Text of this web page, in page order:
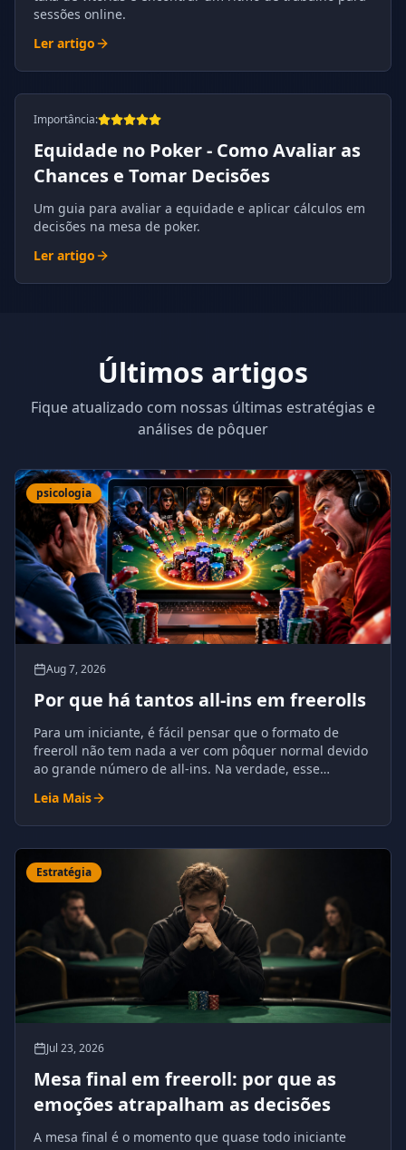
sessões online.
Ler artigo
Importância:
Equidade no Poker - Como Avaliar as
Chances e Tomar Decisões
Um guia para avaliar a equidade e aplicar cálculos em
decisões na mesa de poker.
Ler artigo
Últimos artigos
Fique atualizado com nossas últimas estratégias e
análises de pôquer
psicologia
Aug 7, 2026
Por que há tantos all-ins em freerolls
Para um iniciante, é fácil pensar que o formato de
freeroll não tem nada a ver com pôquer normal devido
ao grande número de all-ins. Na verdade, esse
absolutamente natural para o pôquer.
Leia Mais
Estratégia
Jul 23, 2026
Mesa final em freeroll: por que as
emoções atrapalham as decisões
A mesa final é o momento que quase todo iniciante